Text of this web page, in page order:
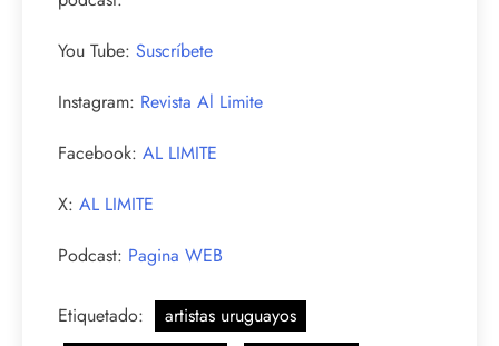
You Tube: Suscríbete
Instagram: Revista Al Limite
Facebook: AL LIMITE
X: AL LIMITE
Podcast: Pagina WEB
Etiquetado:
artistas uruguayos